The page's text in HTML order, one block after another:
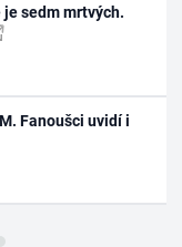
sedm mrtvých.
Fanoušci uvidí i